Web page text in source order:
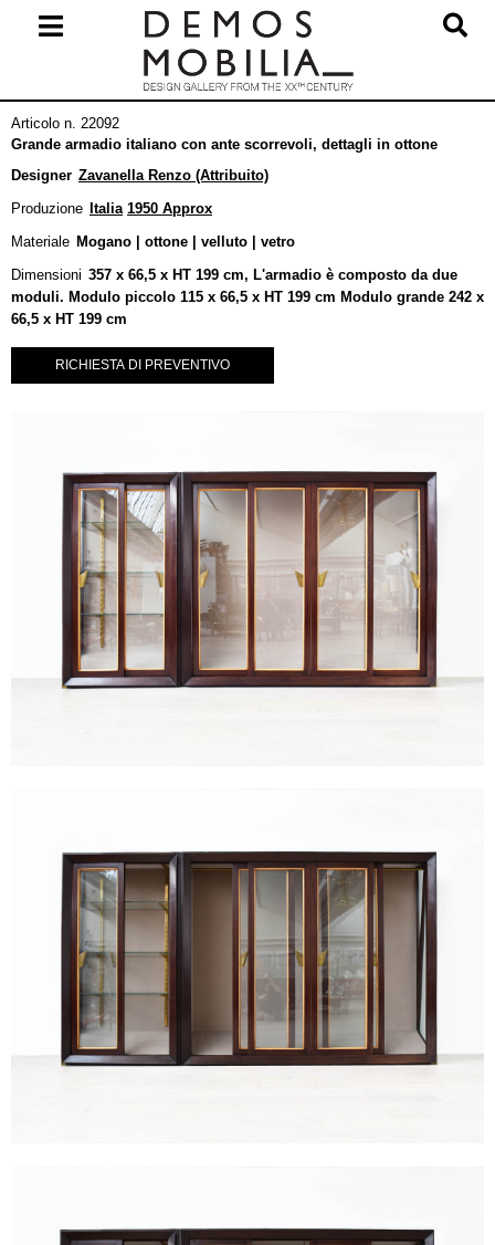
primario
navigzione
Articolo n. 22092
Grande armadio italiano con ante scorrevoli, dettagli in ottone
Designer Zavanella Renzo (Attribuito)
Produzione
Italia 1950 Approx
Materiale Mogano | ottone | velluto | vetro
Dimensioni 357 x 66,5 x HT 199 cm, L'armadio è composto da due
moduli. Modulo piccolo 115 x 66,5 x HT 199 cm Modulo grande 242 x
66,5 x HT 199 cm
RICHIESTA DI PREVENTIVO